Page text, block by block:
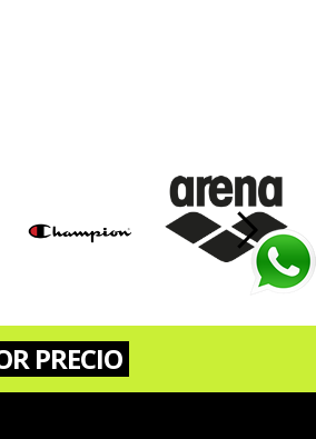
›
PRECIO